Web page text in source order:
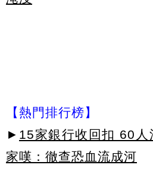
【熱門排行榜】
► 15家銀行收回扣 60人
家嘆：徹查恐血流成河